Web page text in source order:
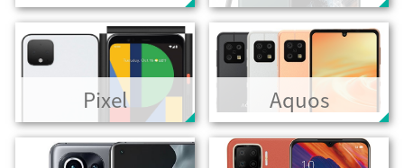
Pixel Aquos